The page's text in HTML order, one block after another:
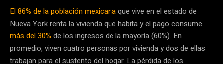
El 86% de la población mexicanaque vive en el estado de
Nueva York renta la vivienda que habita y el pago consume
más del 30% de los ingresos de la mayoría (60%). En
promedio, viven cuatro personas por vivienda y dos de ellas
trabajan para el sustento del hogar. La pérdida de los